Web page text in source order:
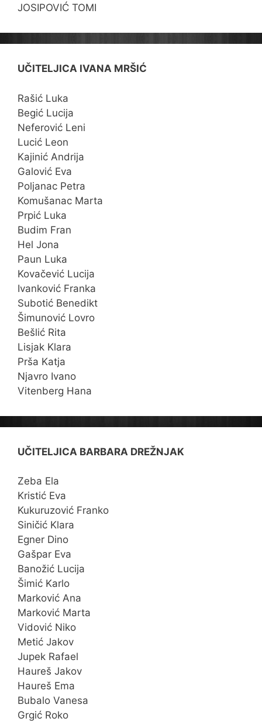
JOSIPOVIĆ TOMI
UČITELJICA IVANA MRŠIĆ
Rašić Luka
Begić Lucija
Neferović Leni
Lucić Leon
Kajinić Andrija
Galović Eva
Poljanac Petra
Komušanac Marta
Prpić Luka
Budim Fran
Hel Jona
Paun Luka
Kovačević Lucija
Ivanković Franka
Subotić Benedikt
Šimunović Lovro
Bešlić Rita
Lisjak Klara
Prša Katja
Njavro Ivano
Vitenberg Hana
UČITELJICA BARBARA DREŽNJAK
Zeba Ela
Kristić Eva
Kukuruzović Franko
Siničić Klara
Egner Dino
Gašpar Eva
Banožić Lucija
Šimić Karlo
Marković Ana
Marković Marta
Vidović Niko
Metić Jakov
Jupek Rafael
Haureš Jakov
Haureš Ema
Bubalo Vanesa
Grgić Roko